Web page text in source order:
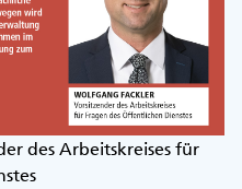
des Arbeitskreises für